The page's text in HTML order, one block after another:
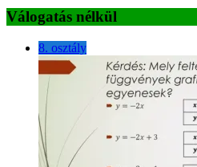
Válogatás nélkül
8. osztály